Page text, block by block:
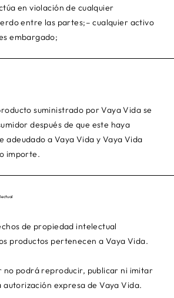
en violación de cualquier
entre las partes;– cualquier activo
embargado;
suministrado por Vaya Vida se
después de que este haya
adeudado a Vaya Vida y Vaya Vida
importe.
de propiedad intelectual
productos pertenecen a Vaya Vida.
no podrá reproducir, publicar ni imitar
autorización expresa de Vaya Vida.